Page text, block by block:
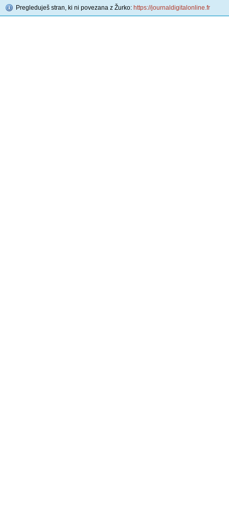
Pregleduješ stran, ki ni povezana z Žurko: https://journaldigitalonline.fr